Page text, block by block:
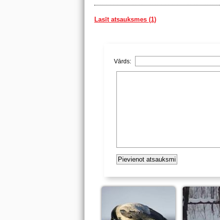
Lasīt atsauksmes (1)
Vārds: